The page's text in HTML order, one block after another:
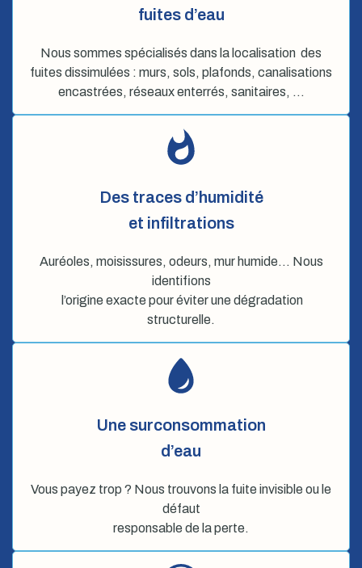
fuites d’eau
Nous sommes spécialisés dans la localisation des
fuites dissimulées : murs, sols, plafonds, canalisations
encastrées, réseaux enterrés, sanitaires, …
Des traces d’humidité
et infiltrations
Auréoles, moisissures, odeurs, mur humide… Nous
identifions
l’origine exacte pour éviter une dégradation
structurelle.
Une surconsommation
d’eau
Vous payez trop ? Nous trouvons la fuite invisible ou le
défaut
responsable de la perte.